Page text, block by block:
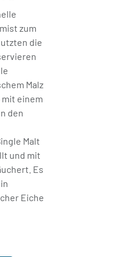
zum
die
Malz
einem
den
Malt
und mit
Es
Eiche